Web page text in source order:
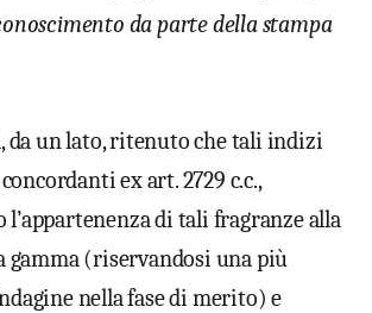
da parte della stampa
da un lato, ritenuto che tali indizi
ex art. 2729 c.c.,
l’appartenenza di tali fragranze alla
gamma (riservandosi una più
nella fase di merito) e